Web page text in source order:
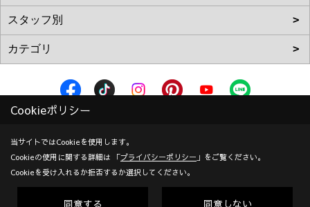
株式会社加度商
〒722-0026
広島県尾道市栗原西2丁目3-15
地図
＜営業時間＞9:00～18:00
Cookieポリシー
当サイトではCookieを使用します。
Cookieの使用に関する詳細は 「プライバシーポリシー 」をご覧ください。
Cookieを受け入れるか拒否するか選択してください。
同意する 同意しない